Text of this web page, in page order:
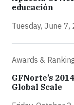
educación
Tuesday, June
Awards &
GFNorte’s
Global Scale